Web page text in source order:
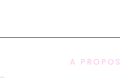
A PROPOS